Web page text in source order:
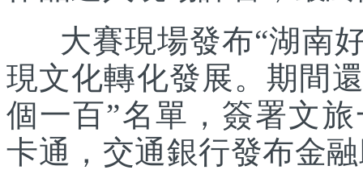
大賽現場發布“湖南好
現文化轉化發展。期間
個一百”名單，簽署文
卡通，交通銀行發布金